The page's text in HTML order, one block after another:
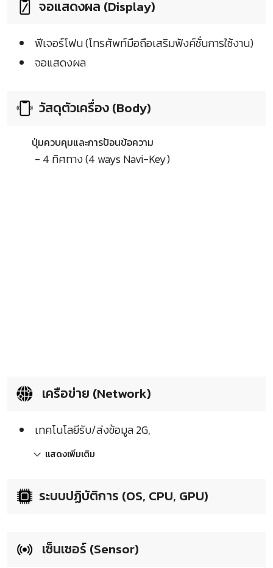
จอแสดงผล (Display)
ฟีเจอร์โฟน (โทรศัพท์มือถือเสริมฟังค์ชั่นการใช้งาน)
จอแสดงผล
วัสดุตัวเครื่อง (Body)
ปุ่มควบคุมและการป้อนข้อความ
- 4 ทิศทาง (4 ways Navi-Key)
เครือข่าย (Network)
เทคโนโลยีรับ/ส่งข้อมูล 2G,
แสดงเพิ่มเติม
ระบบปฏิบัติการ (OS, CPU, GPU)
เซ็นเซอร์ (Sensor)